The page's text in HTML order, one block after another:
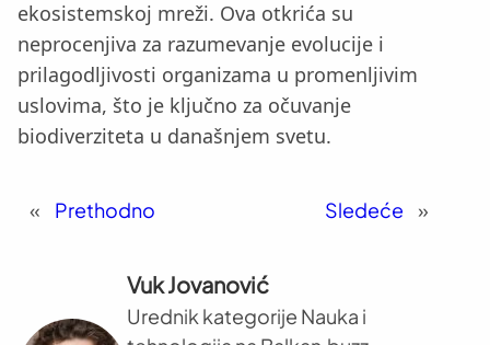
ekosistemskoj mreži. Ova otkrića su
neprocenjiva za razumevanje evolucije i
prilagodljivosti organizama u promenljivim
uslovima, što je ključno za očuvanje
biodiverziteta u današnjem svetu.
« Prethodno Sledeće »
Vuk Jovanović
Urednik kategorije Nauka i